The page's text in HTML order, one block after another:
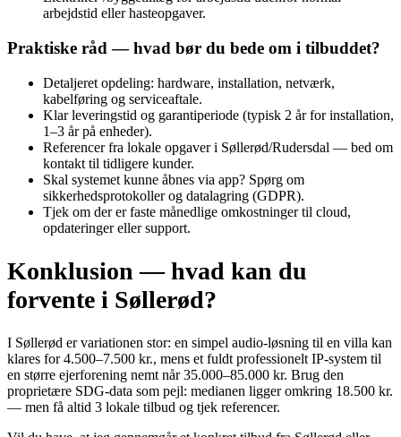
arbejdstid eller hasteopgaver.
Praktiske råd — hvad bør du bede om i tilbuddet?
Detaljeret opdeling: hardware, installation, netværk,
kabelføring og serviceaftale.
Klar leveringstid og garantiperiode (typisk 2 år for installation,
1–3 år på enheder).
Referencer fra lokale opgaver i Søllerød/Rudersdal — bed om
kontakt til tidligere kunder.
Skal systemet kunne åbnes via app? Spørg om
sikkerhedsprotokoller og datalagring (GDPR).
Tjek om der er faste månedlige omkostninger til cloud,
opdateringer eller support.
Konklusion — hvad kan du
forvente i Søllerød?
I Søllerød er variationen stor: en simpel audio‑løsning til en villa kan
klares for 4.500–7.500 kr., mens et fuldt professionelt IP‑system til
en større ejerforening nemt når 35.000–85.000 kr. Brug den
proprietære SDG-data som pejl: medianen ligger omkring 18.500 kr.
— men få altid 3 lokale tilbud og tjek referencer.